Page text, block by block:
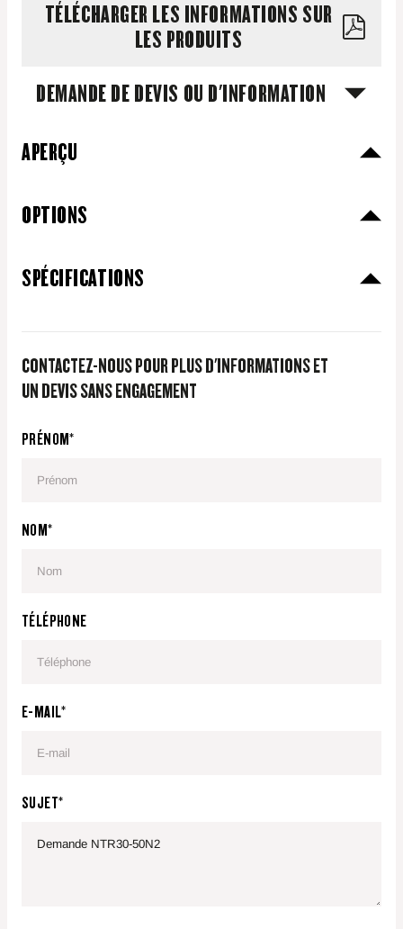
TÉLÉCHARGER LES INFORMATIONS SUR
LES PRODUITS
DEMANDE DE DEVIS OU D'INFORMATION
APERÇU
OPTIONS
SPÉCIFICATIONS
CONTACTEZ-NOUS POUR PLUS D'INFORMATIONS ET
UN DEVIS SANS ENGAGEMENT
PRÉNOM*
NOM*
TÉLÉPHONE
E-MAIL*
SUJET*